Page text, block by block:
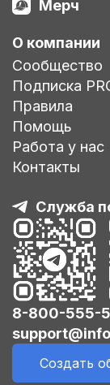
Мерч
О компании
Сообщество
Подписка
Правила
Помощь
Работа у нас
Контакты
Служба
8-800-555-
Создать